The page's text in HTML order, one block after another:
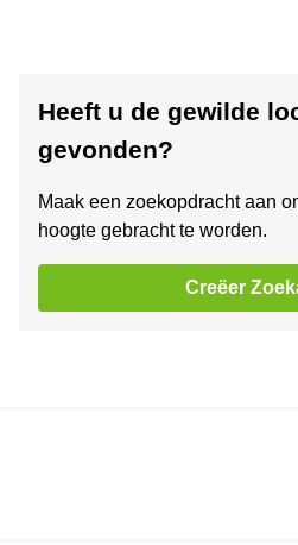
Heeft u de gewilde
gevonden?
Maak een zoekopdracht aan
hoogte gebracht te worden.
Creëer